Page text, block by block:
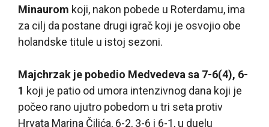
Minaurom koji, nakon pobede u Roterdamu, ima
za cilj da postane drugi igrač koji je osvojio obe
holandske titule u istoj sezoni.
Majchrzak je pobedio Medvedeva sa 7-6(4), 6-
1 koji je patio od umora intenzivnog dana koji je
počeo rano ujutro pobedom u tri seta protiv
Hrvata Marina Čilića, 6-2, 3-6 i 6-1, u duelu